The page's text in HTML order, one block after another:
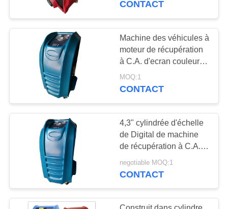
Machine de flux à
C.A.
21
Machine affleurante
de récupération
16
CONTACT
Machine des véhicules à
moteur de récupération
à C.A. d'ecran couleur
entièrement
automatiquement
MOQ:1
CONTACT
4,3" cylindrée d'échelle
de Digital de machine
de récupération à C.A.
de voiture de couleur de
TFT
negotiable MOQ:1
CONTACT